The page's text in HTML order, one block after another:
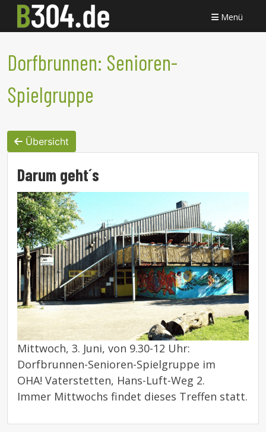
Menü
Dorfbrunnen: Senioren-
Spielgruppe
Übersicht
Darum geht´s
Mittwoch, 3. Juni, von 9.30-12 Uhr:
Dorfbrunnen-Senioren-Spielgruppe im
OHA! Vaterstetten, Hans-Luft-Weg 2.
Immer Mittwochs findet dieses Treffen statt.